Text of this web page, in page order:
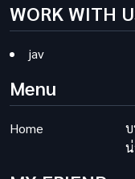
WORK WITH
jav
Menu
Home